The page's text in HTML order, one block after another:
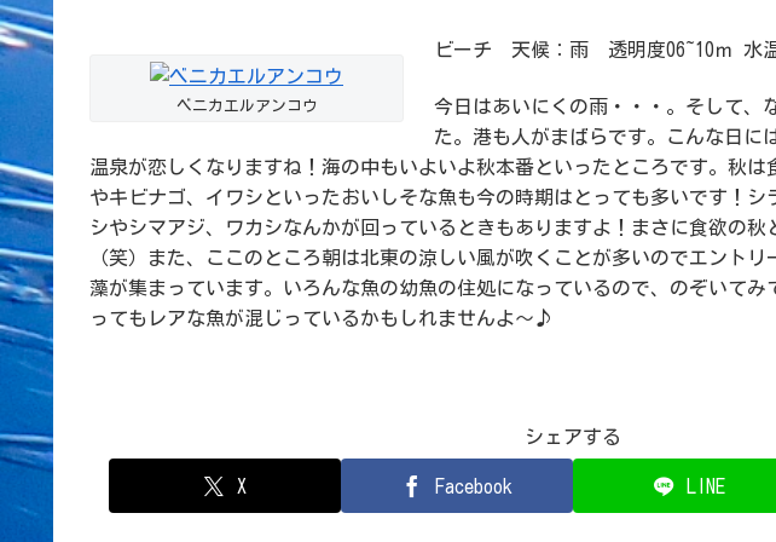
ベニカエルアンコウ
ビーチ 天候：雨 透明度06~10ｍ 水
今日はあいにくの雨・・・。そして、
た。港も人がまばらです。こんな日に
温泉が恋しくなりますね！海の中もいよいよ秋本番といったところです。秋は
やキビナゴ、イワシといったおいしそな魚も今の時期はとっても多いです！シ
シやシマアジ、ワカシなんかが回っているときもありますよ！まさに食欲の秋
（笑）また、ここのところ朝は北東の涼しい風が吹くことが多いのでエント
藻が集まっています。いろんな魚の幼魚の住処になっているので、のぞいてみ
ってもレアな魚が混じっているかもしれませんよ～♪
シェアする
X Facebook LINE